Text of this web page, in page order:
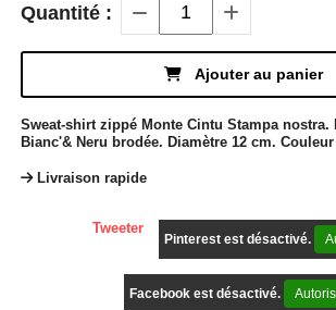
Quantité :
Ajouter au panier
Sweat-shirt zippé Monte Cintu Stampa nostra.
Bianc'& Neru brodée. Diamètre 12 cm.
Livraison rapide
Tweeter
Pinterest est désactivé.
Facebook est désactivé.